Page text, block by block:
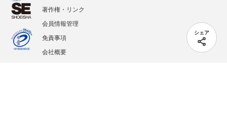
シェア
著作権・リンク
会員情報管理
免責事項
会社概要